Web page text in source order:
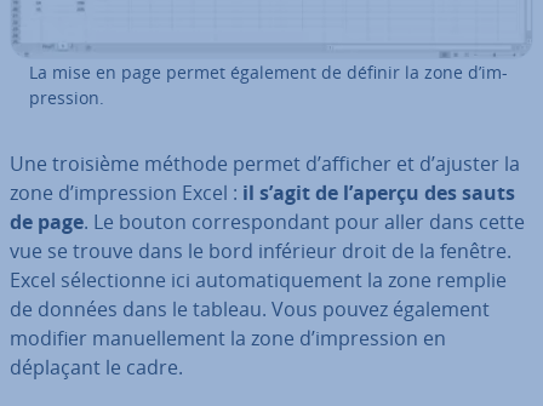
La mise en page permet également de définir la zone d’im­
pres­sion.
Une troisième méthode permet d’afficher et d’ajuster la
zone d’im­pres­sion Excel : il s’agit de l’aperçu des sauts
de page. Le bouton cor­res­pon­dant pour aller dans cette
vue se trouve dans le bord inférieur droit de la fenêtre.
Excel sé­lec­tionne ici au­to­ma­ti­que­ment la zone remplie
de données dans le tableau. Vous pouvez également
modifier ma­nuel­le­ment la zone d’im­pres­sion en
déplaçant le cadre.